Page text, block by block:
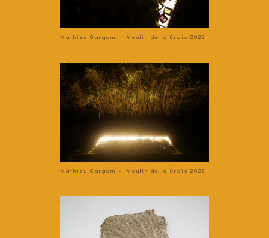
Mathieu Gargam – Moulin de la Croix 2022
Mathieu Gargam – Moulin de la Croix 2022